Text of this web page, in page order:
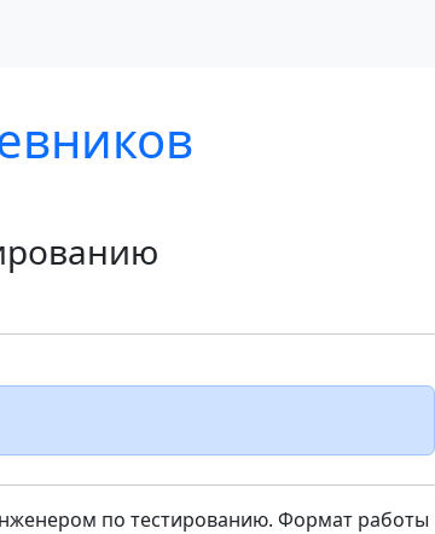
по тестированию. Формат работы